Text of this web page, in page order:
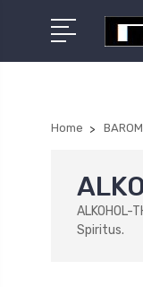
Home
Spiritus.